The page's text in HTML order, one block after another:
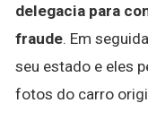
delegacia para
fraude. Em
seu estado e eles
fotos do carro